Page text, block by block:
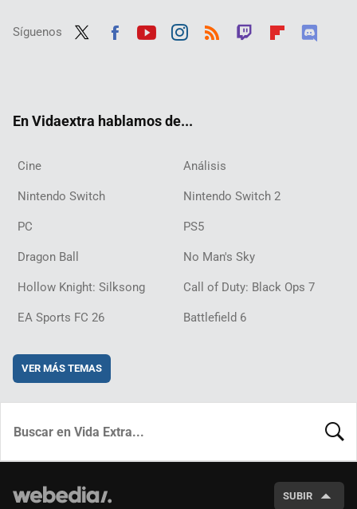
Síguenos
En Vidaextra hablamos de...
Cine Análisis
Nintendo Switch Nintendo Switch 2
PC PS5
Dragon Ball No Man's Sky
Hollow Knight: Silksong Call of Duty: Black Ops 7
EA Sports FC 26 Battlefield 6
VER MÁS TEMAS
SUBIR